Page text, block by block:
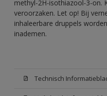
methyl-2H-isothiazool-3-on.
veroorzaken. Let op! Bij
inhaleerbare druppels
inademen.
Technisch